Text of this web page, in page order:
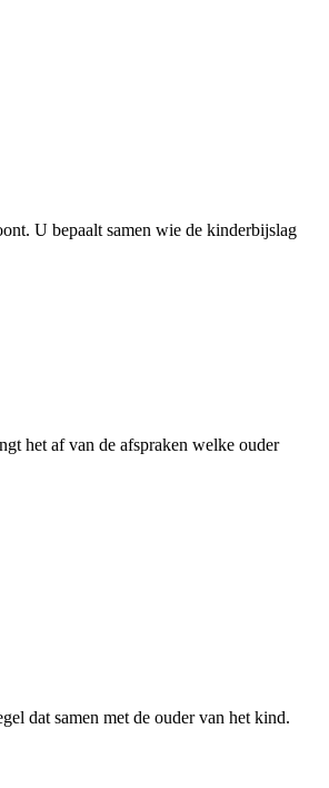
U bepaalt samen wie de kinderbijslag
het af van de afspraken welke ouder
dat samen met de ouder van het kind.